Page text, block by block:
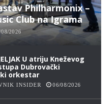
Philharmonix –
Club na Igrama
08/2026
U atriju Kneževog
Dubrovački
orkestar
INSIDER 06/08/2026